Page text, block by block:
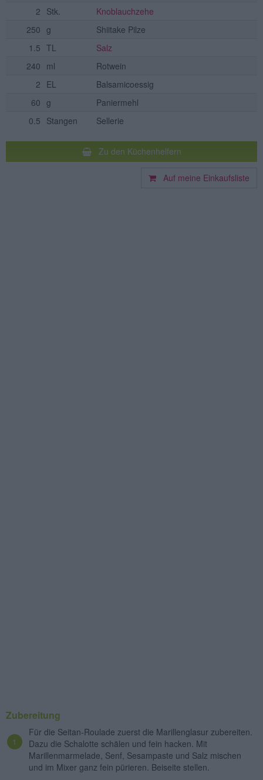
2 Stk.
Knoblauchzehe
250 g
Shiitake Pilze
1.5 TL
Salz
240 ml
Rotwein
2 EL
Balsamicoessig
60 g
Paniermehl
0.5 Stangen Sellerie
Zu den Küchenhelfern
Auf meine Einkaufsliste
Zubereitung
Für die Seitan-Roulade zuerst die Marillenglasur zubereiten.
Dazu die Schalotte schälen und fein hacken. Mit
Marillenmarmelade, Senf, Sesampaste und Salz mischen
und im Mixer ganz fein pürieren. Beiseite stellen.